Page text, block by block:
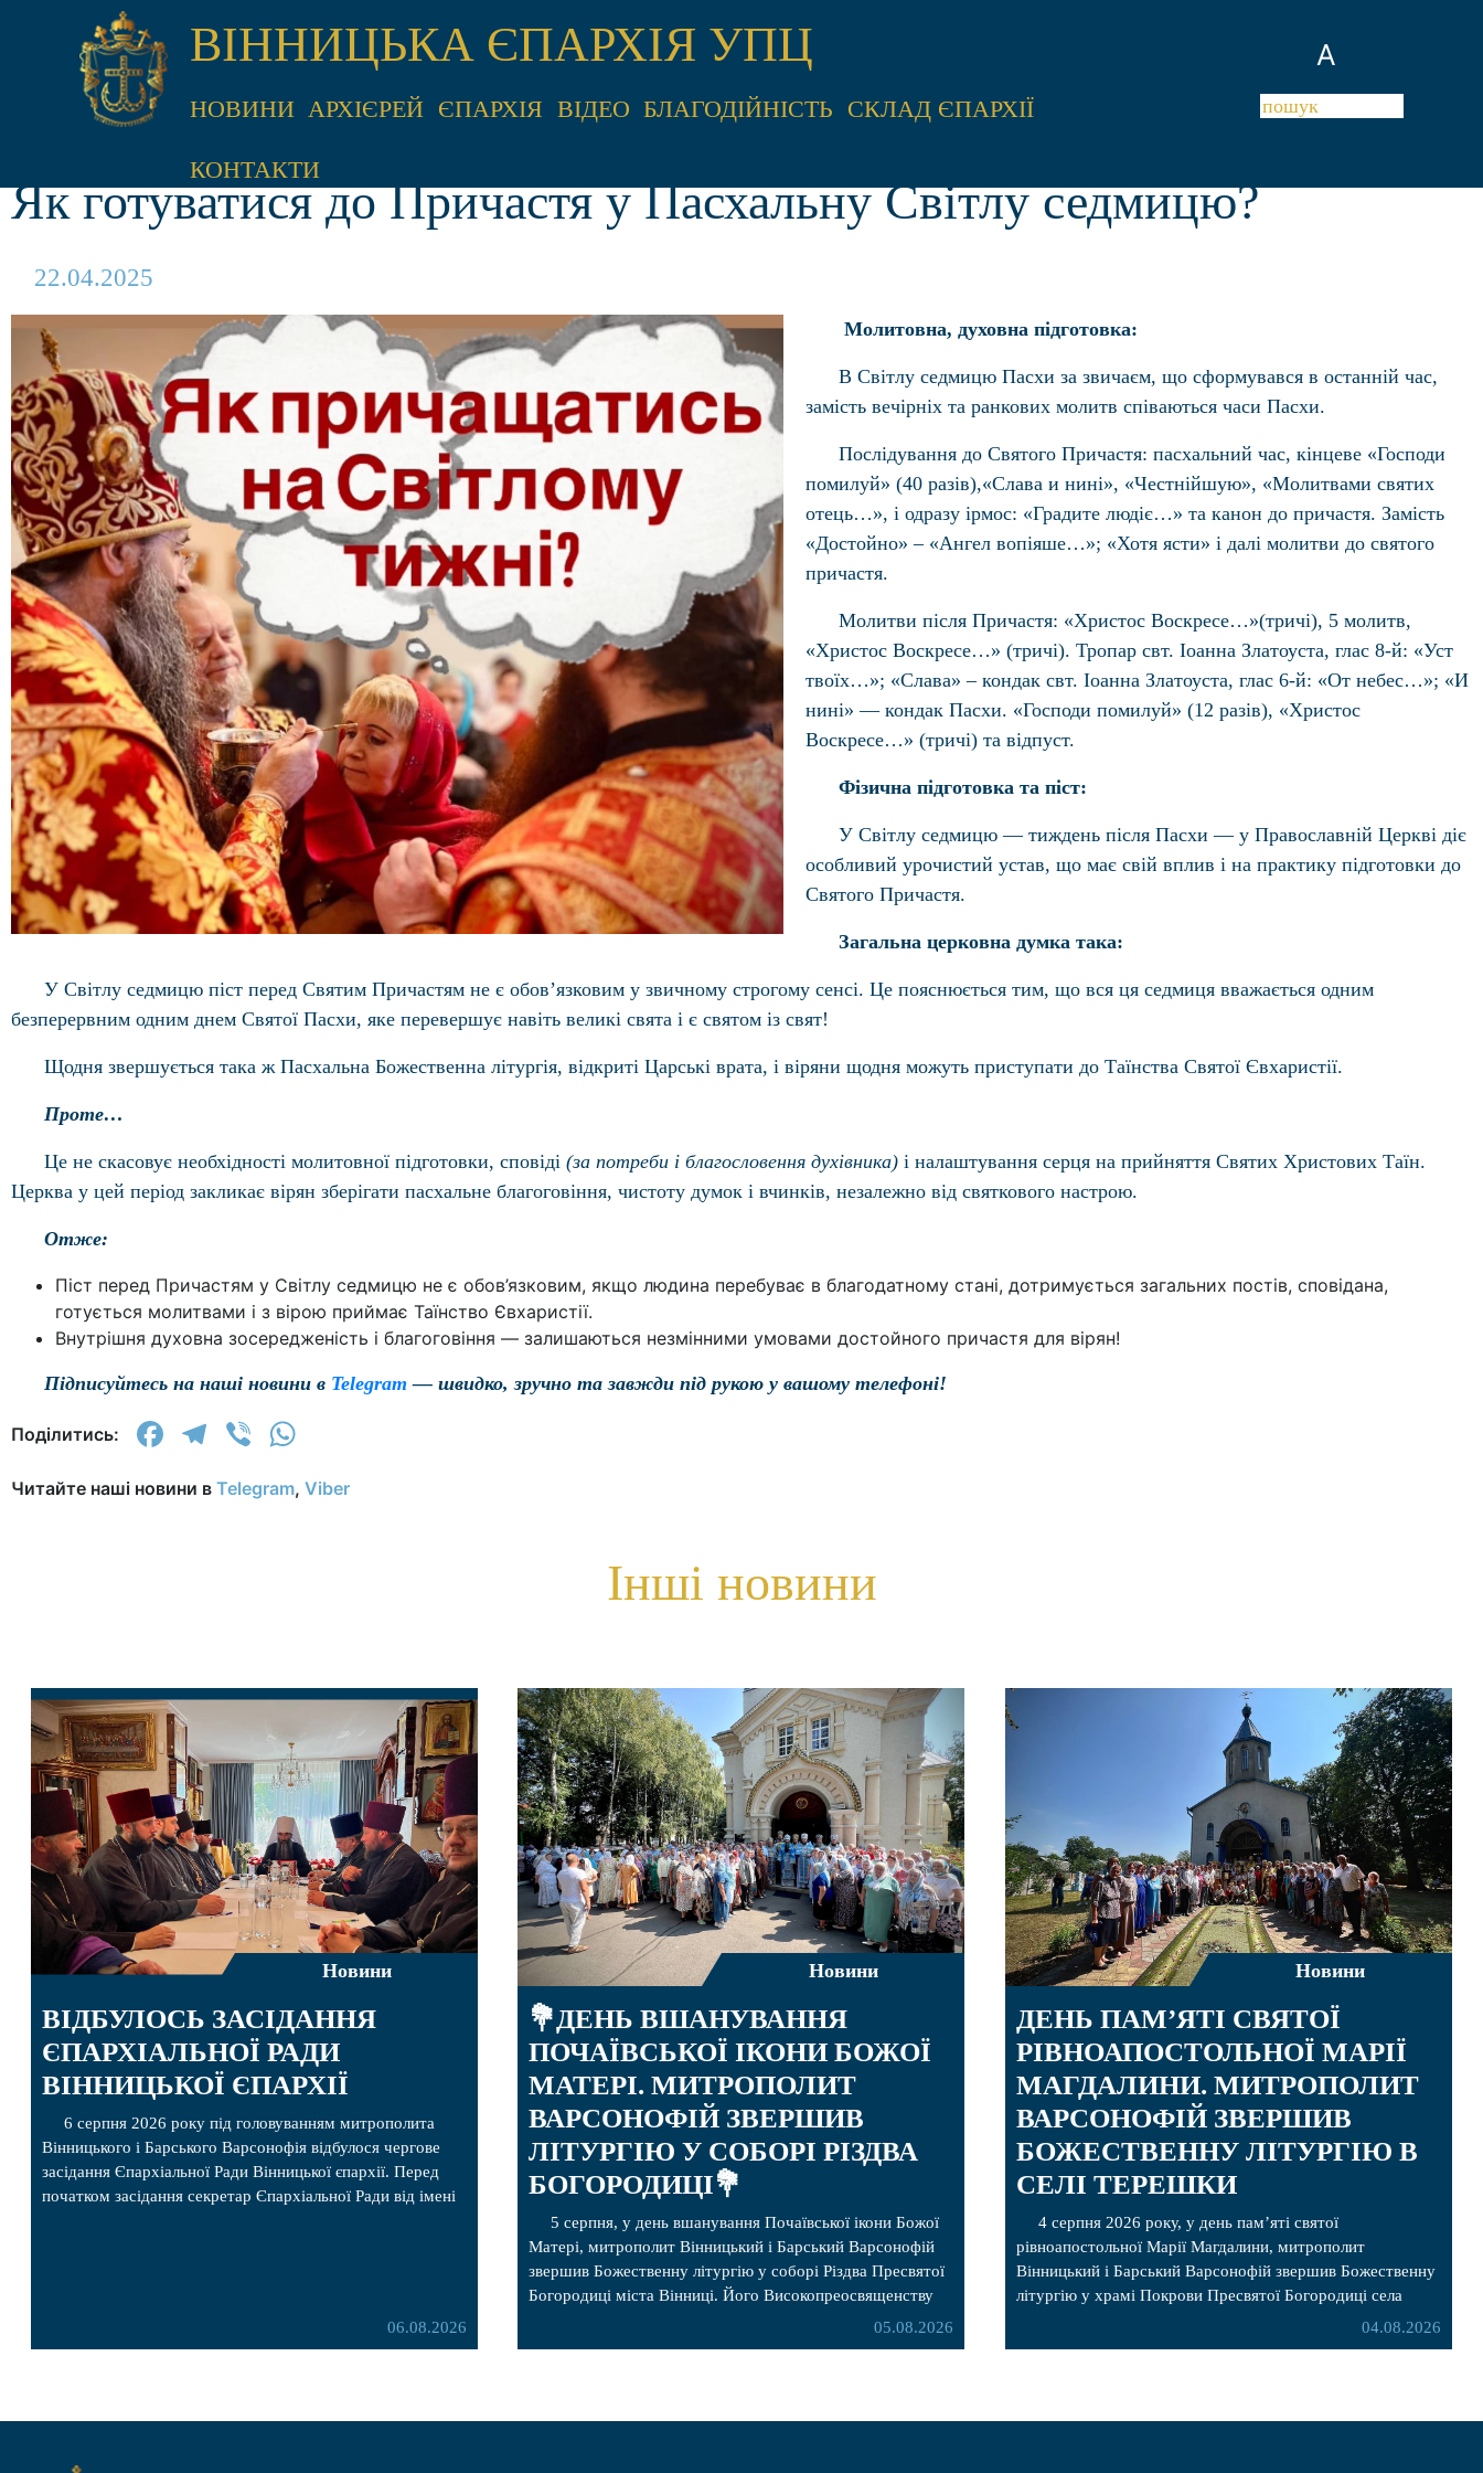
A
ВІННИЦЬКА ЄПАРХІЯ УПЦ
НОВИНИ АРХІЄРЕЙ ЄПАРХІЯ ВІДЕО БЛАГОДІЙНІСТЬ СКЛАД ЄПАРХІЇ
КОНТАКТИ
Як готуватися до Причастя у Пасхальну Світлу седмицю?
22.04.2025
Молитовна, духовна підготовка:
В Світлу седмицю Пасхи за звичаєм, що сформувався в останній час,
замість вечірніх та ранкових молитв співаються часи Пасхи.
Послідування до Святого Причастя: пасхальний час, кінцеве «Господи
помилуй» (40 разів),«Слава и нині», «Честнійшую», «Молитвами святих
отець…», і одразу ірмос: «Градите людіє…» та канон до причастя. Замість
«Достойно» – «Ангел вопіяше…»; «Хотя ясти» і далі молитви до святого
причастя.
Молитви після Причастя: «Христос Воскресе…»(тричі), 5 молитв,
«Христос Воскресе…» (тричі). Тропар свт. Іоанна Златоуста, глас 8-й: «Уст
твоїх…»; «Слава» – кондак свт. Іоанна Златоуста, глас 6-й: «От небес…»; «И
нині» — кондак Пасхи. «Господи помилуй» (12 разів), «Христос
Воскресе…» (тричі) та відпуст.
Фізична підготовка та піст:
У Світлу седмицю — тиждень після Пасхи — у Православній Церкві діє
особливий урочистий устав, що має свій вплив і на практику підготовки до
Святого Причастя.
Загальна церковна думка така:
У Світлу седмицю піст перед Святим Причастям не є обов’язковим у звичному строгому сенсі. Це пояснюється тим, що вся ця седмиця вважається одним
безперервним одним днем Святої Пасхи, яке перевершує навіть великі свята і є святом із свят!
Щодня звершується така ж Пасхальна Божественна літургія, відкриті Царські врата, і віряни щодня можуть приступати до Таїнства Святої Євхаристії.
Проте…
Це не скасовує необхідності молитовної підготовки, сповіді (за потреби і благословення духівника) і налаштування серця на прийняття Святих Христових Таїн.
Церква у цей період закликає вірян зберігати пасхальне благоговіння, чистоту думок і вчинків, незалежно від святкового настрою.
Отже:
Піст перед Причастям у Світлу седмицю не є обов’язковим, якщо людина перебуває в благодатному стані, дотримується загальних постів, сповідана,
готується молитвами і з вірою приймає Таїнство Євхаристії.
Внутрішня духовна зосередженість і благоговіння — залишаються незмінними умовами достойного причастя для вірян!
Підписуйтесь на наші новини в Telegram — швидко, зручно та завжди під рукою у вашому телефоні!
Поділитись: Facebook
Telegram
Viber
Читайте наші новини в Telegram, Viber
Інші новини
Новини
ВІДБУЛОСЬ ЗАСІДАННЯ
ЄПАРХІАЛЬНОЇ РАДИ
ВІННИЦЬКОЇ ЄПАРХІЇ
6 серпня 2026 року під головуванням митрополита
Вінницького і Барського Варсонофія відбулося чергове
засідання Єпархіальної Ради Вінницької єпархії. Перед
початком засідання секретар Єпархіальної Ради від імені
06.08.2026
Новини
💐ДЕНЬ ВШАНУВАННЯ
ПОЧАЇВСЬКОЇ ІКОНИ БОЖОЇ
МАТЕРІ. МИТРОПОЛИТ
ВАРСОНОФІЙ ЗВЕРШИВ
ЛІТУРГІЮ У СОБОРІ РІЗДВА
БОГОРОДИЦІ💐
5 серпня, у день вшанування Почаївської ікони Божої
Матері, митрополит Вінницький і Барський Варсонофій
звершив Божественну літургію у соборі Різдва Пресвятої
Богородиці міста Вінниці. Його Високопреосвященству
співслужили секретар, духівник, благочинні, духовенство
05.08.2026
Новини
ДЕНЬ ПАМ’ЯТІ СВЯТОЇ
РІВНОАПОСТОЛЬНОЇ МАРІЇ
МАГДАЛИНИ. МИТРОПОЛИТ
ВАРСОНОФІЙ ЗВЕРШИВ
БОЖЕСТВЕННУ ЛІТУРГІЮ В
СЕЛІ ТЕРЕШКИ
4 серпня 2026 року, у день пам’яті святої
рівноапостольної Марії Магдалини, митрополит
Вінницький і Барський Варсонофій звершив Божественну
літургію у храмі Покрови Пресвятої Богородиці села
Терешки Барського благочиння. Перед початком04.08.2026